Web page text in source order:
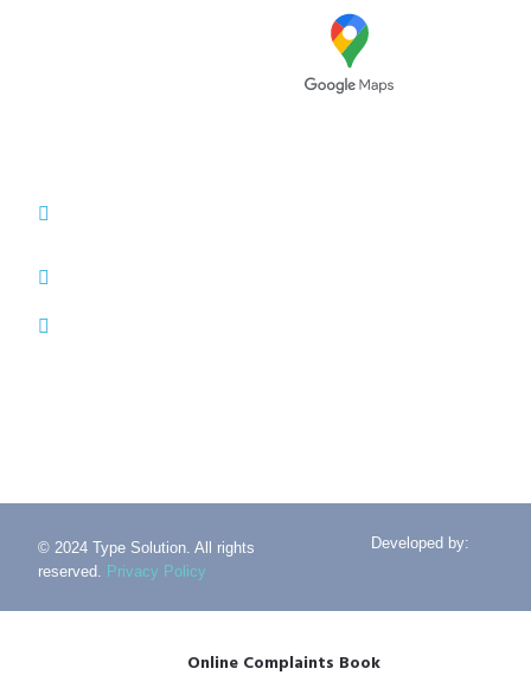
© 2024 Type Solution. All rights
reserved. Privacy Policy
Developed by:
Online Complaints Book